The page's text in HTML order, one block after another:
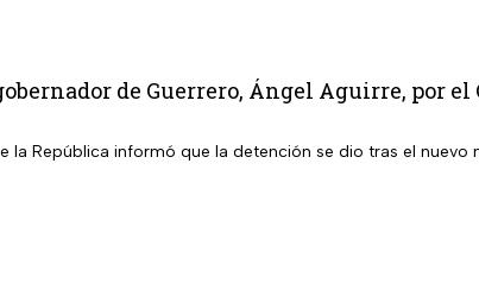
de Guerrero, Ángel Aguirre, por el
la República informó que la detención se dio tras el